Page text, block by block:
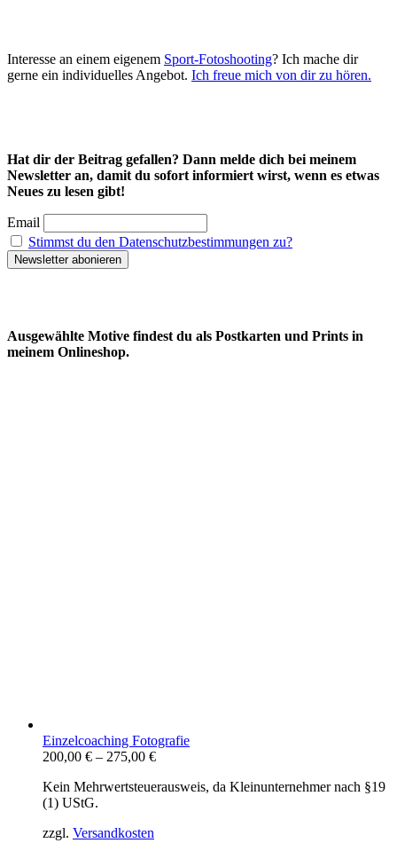
Interesse an einem eigenem Sport-Fotoshooting? Ich mache dir
gerne ein individuelles Angebot. Ich freue mich von dir zu hören.
Hat dir der Beitrag gefallen? Dann melde dich bei meinem
Newsletter an, damit du sofort informiert wirst, wenn es etwas
Neues zu lesen gibt!
Email
Stimmst du den Datenschutzbestimmungen zu?
Ausgewählte Motive findest du als Postkarten und Prints in
meinem Onlineshop.
Einzelcoaching Fotografie
200,00 € – 275,00 €
Kein Mehrwertsteuerausweis, da Kleinunternehmer nach §19
(1) UStG.
zzgl. Versandkosten